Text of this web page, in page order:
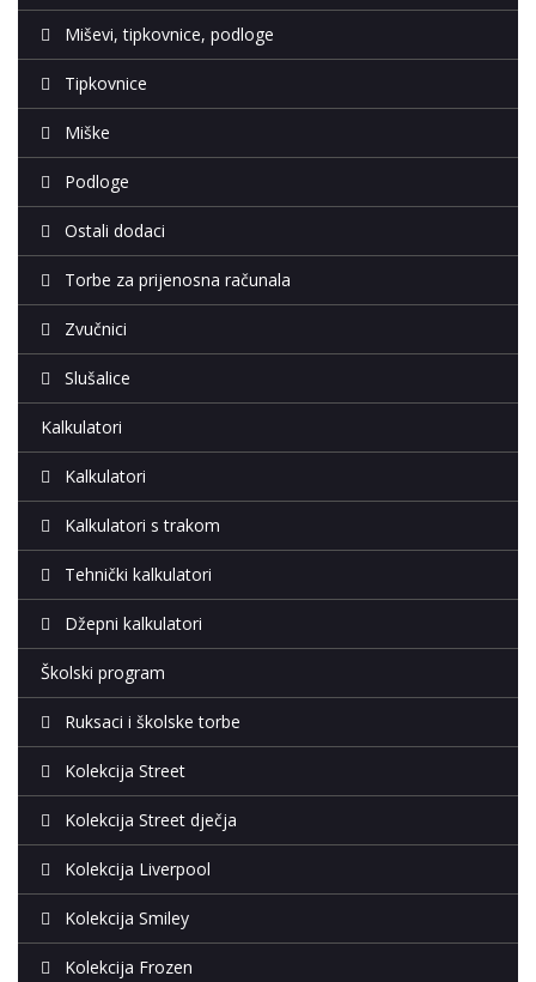
Miševi, tipkovnice, podloge
Tipkovnice
Miške
Podloge
Ostali dodaci
Torbe za prijenosna računala
Zvučnici
Slušalice
Kalkulatori
Kalkulatori
Kalkulatori s trakom
Tehnički kalkulatori
Džepni kalkulatori
Školski program
Ruksaci i školske torbe
Kolekcija Street
Kolekcija Street dječja
Kolekcija Liverpool
Kolekcija Smiley
Kolekcija Frozen